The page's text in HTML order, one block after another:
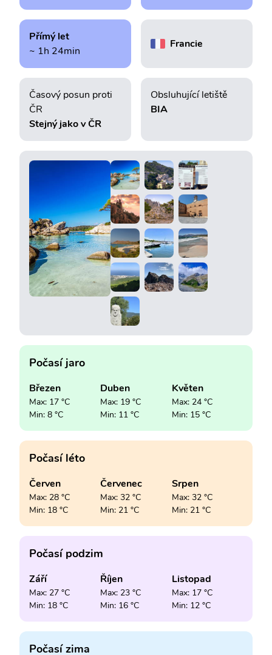
Přímý let
~ 1h 24min
Francie
Časový posun proti
ČR
Stejný jako v ČR
Obsluhující letiště
BIA
Počasí jaro
Březen
Max: 17 °C
Min: 8 °C
Duben
Max: 19 °C
Min: 11 °C
Květen
Max: 24 °C
Min: 15 °C
Počasí léto
Červen
Max: 28 °C
Min: 18 °C
Červenec
Max: 32 °C
Min: 21 °C
Srpen
Max: 32 °C
Min: 21 °C
Počasí podzim
Září
Max: 27 °C
Min: 18 °C
Říjen
Max: 23 °C
Min: 16 °C
Listopad
Max: 17 °C
Min: 12 °C
Počasí zima